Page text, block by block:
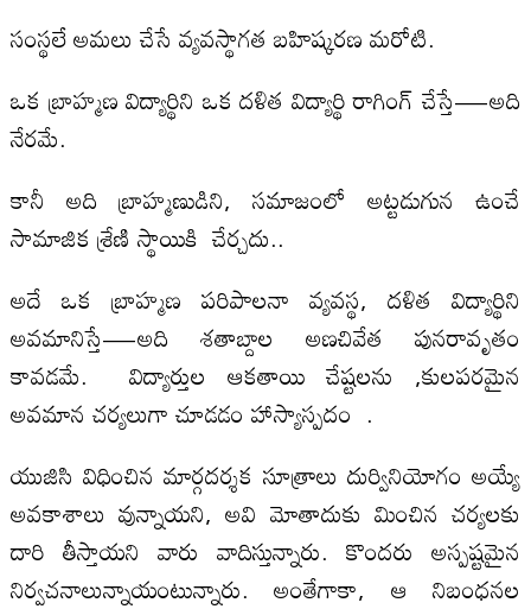
సంస్థలే అమలు చేసే వ్యవస్థాగత బహిష్కరణ మరోటి.
ఒక బ్రాహ్మణ విద్యార్థిని ఒక దళిత విద్యార్థి రాగింగ్ చేస్తే—అది
నేరమే.
కానీ అది బ్రాహ్మణుడిని, సమాజంలో అట్టడుగున ఉంచే
సామాజిక శ్రేణి స్థాయికి చేర్చదు..
అదే ఒక బ్రాహ్మణ పరిపాలనా వ్యవస్థ, దళిత విద్యార్థిని
అవమానిస్తే—అది శతాబ్దాల అణచివేత పునరావృతం
కావడమే. విద్యార్తుల ఆకతాయి చేష్టలను ,కులపరమైన
అవమాన చర్యలుగా చూడడం హాస్యాస్పదం .
యుజిసి విధించిన మార్గదర్శక సూత్రాలు దుర్వినియోగం అయ్యే
అవకాశాలు వున్నాయని, అవి మోతాదుకు మించిన చర్యలకు
దారి తీస్తాయని వారు వాదిస్తున్నారు. కొందరు అస్పష్టమైన
నిర్వచనాలున్నాయంటున్నారు. అంతేగాకా, ఆ నిబంధనల